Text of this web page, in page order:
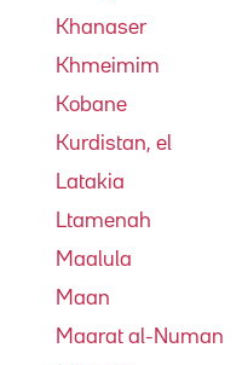
Khanaser
Khmeimim
Kobane
Kurdistan, el
Latakia
Ltamenah
Maalula
Maan
Maarat al-Numan